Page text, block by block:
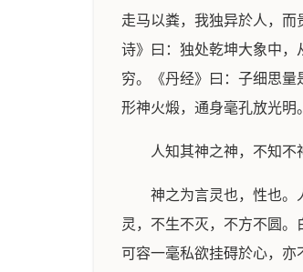
走马以粪，我独异於人，
诗》曰：独处乾坤大象中
穷。《丹经》曰：子细思
形神火煅，通身毫孔放光明。
人知其神之神，不知不
神之为言灵也，性也。
灵，不生不灭，不方不圆
可容一毫私欲挂碍於心，